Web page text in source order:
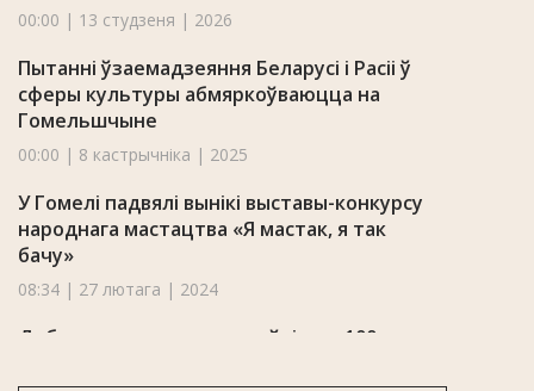
00:00 | 13 студзеня | 2026
Пытанні ўзаемадзеяння Беларусі і Расіі ў
сферы культуры абмяркоўваюцца на
Гомельшчыне
00:00 | 8 кастрычніка | 2025
У Гомелі падвялі вынікі выставы-конкурсу
народнага мастацтва «Я мастак, я так
бачу»
08:34 | 27 лютага | 2024
Добрушскаму сшытку споўнілася 100